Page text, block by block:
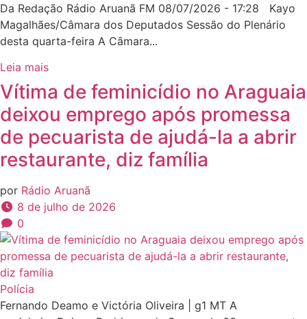
Da Redação Rádio Aruanã FM 08/07/2026 - 17:28 Kayo
Magalhães/Câmara dos Deputados Sessão do Plenário
desta quarta-feira A Câmara...
Leia mais
Vítima de feminicídio no Araguaia
deixou emprego após promessa
de pecuarista de ajudá-la a abrir
restaurante, diz família
por Rádio Aruanã
8 de julho de 2026
0
Polícia
Fernando Deamo e Victória Oliveira | g1 MT A